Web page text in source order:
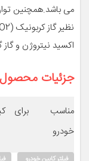
می باشد.همچنین
اکسید نیتروژن و گاز
جزئیات محصول
مناسب برای
خودرو